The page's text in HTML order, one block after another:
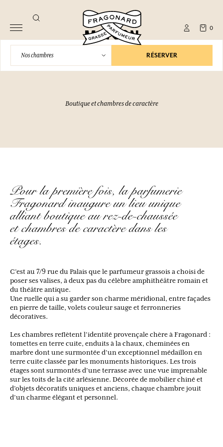
0
Bienvenue à la
MAISON
FRAGONARD
Boutique et chambres de caractère
Pour la première fois, la parfumerie
Fragonard inaugure un lieu unique
alliant boutique au rez-de-chaussée
et chambres de caractère dans les
étages.
C’est au 7/9 rue du Palais que le parfumeur grassois a choisi de
poser ses valises, à deux pas du célèbre amphithéâtre romain et
du théâtre antique.
Une ruelle qui a su garder son charme méridional, entre façades
en pierre de taille, volets couleur sauge et ferronneries
décoratives.
Les chambres reflètent l’identité provençale chère à Fragonard :
tomettes en terre cuite, enduits à la chaux, cheminées en
marbre dont une surmontée d’un exceptionnel médaillon en
terre cuite classée par les monuments historiques. Les trois
étages sont surmontés d’une terrasse avec une vue imprenable
sur les toits de la cité arlésienne. Décorée de mobilier chiné et
d’objets décoratifs uniques et anciens, chaque chambre jouit
d’un charme élégant et personnel.
Nos chambres RÉSERVER